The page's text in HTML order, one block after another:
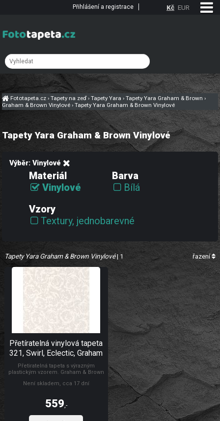
Fototapeta.cz›Tapety na zeď›Tapety Yara ›Tapety Yara Graham & Brown ›
Graham & Brown Vinylové ›Tapety Yara Graham & Brown Vinylové
Tapety Yara Graham & Brown Vinylové
Výběr: Vinylové
Materiál
Vinylové
Barva
Bílá
Vzory
Textury, jednobarevné
Tapety Yara Graham & Brown Vinylové| 1 řazení
Přetíratelná vinylová tapeta
321, Swirl, Eclectic, Graham
Brown
Přetiratelná tapeta s výrazným
plastickým vzorem. Graham & Brown
Není skladem, cca 17 dní
559,-
Kč EUR
Přihlášení a registrace